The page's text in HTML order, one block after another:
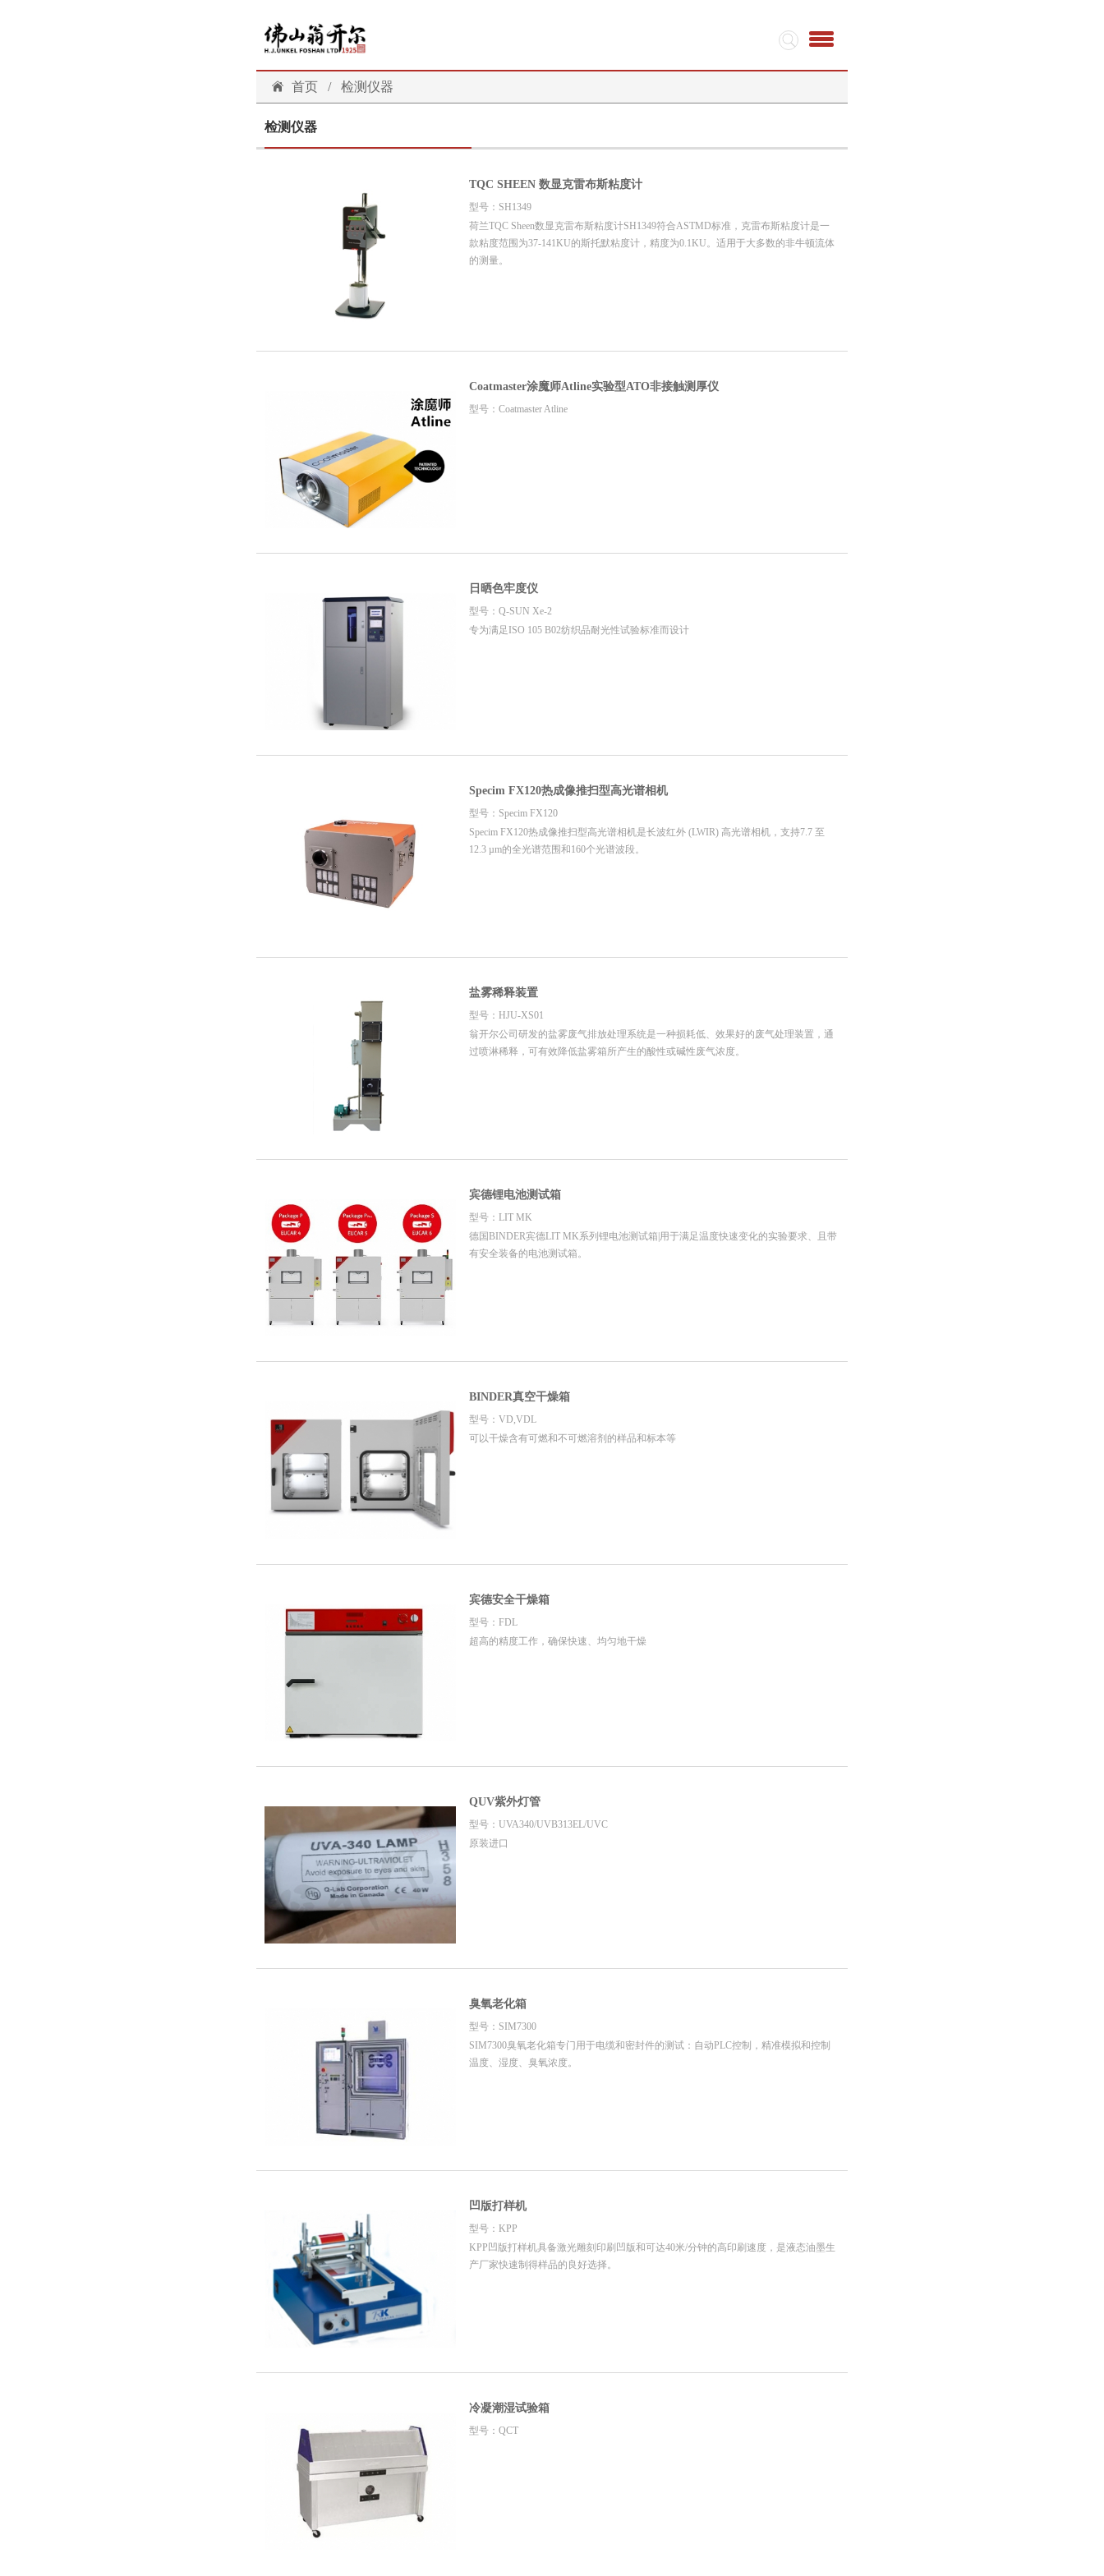
首页 / 检测仪器
检测仪器
TQC SHEEN 数显克雷布斯粘度计
型号：SH1349
荷兰TQC Sheen数显克雷布斯粘度计SH1349符合ASTMD标准，克雷布斯粘度计是一
款粘度范围为37-141KU的斯托默粘度计，精度为0.1KU。适用于大多数的非牛顿流体
的测量。
Coatmaster涂魔师Atline实验型ATO非接触测厚仪
型号：Coatmaster Atline
日晒色牢度仪
型号：Q-SUN Xe-2
专为满足ISO 105 B02纺织品耐光性试验标准而设计
Specim FX120热成像推扫型高光谱相机
型号：Specim FX120
Specim FX120热成像推扫型高光谱相机是长波红外 (LWIR) 高光谱相机，支持7.7 至
12.3 µm的全光谱范围和160个光谱波段。
盐雾稀释装置
型号：HJU-XS01
翁开尔公司研发的盐雾废气排放处理系统是一种损耗低、效果好的废气处理装置，通
过喷淋稀释，可有效降低盐雾箱所产生的酸性或碱性废气浓度。
宾德锂电池测试箱
型号：LIT MK
德国BINDER宾德LIT MK系列锂电池测试箱|用于满足温度快速变化的实验要求、且带
有安全装备的电池测试箱。
BINDER真空干燥箱
型号：VD,VDL
可以干燥含有可燃和不可燃溶剂的样品和标本等
宾德安全干燥箱
型号：FDL
超高的精度工作，确保快速、均匀地干燥
QUV紫外灯管
型号：UVA340/UVB313EL/UVC
原装进口
臭氧老化箱
型号：SIM7300
SIM7300臭氧老化箱专门用于电缆和密封件的测试：自动PLC控制，精准模拟和控制
温度、湿度、臭氧浓度。
凹版打样机
型号：KPP
KPP凹版打样机具备激光雕刻印刷凹版和可达40米/分钟的高印刷速度，是液态油墨生
产厂家快速制得样品的良好选择。
冷凝潮湿试验箱
型号：QCT